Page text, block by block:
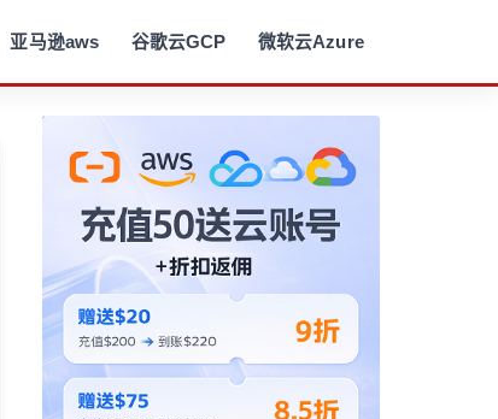
亚马逊aws 谷歌云GCP 微软云Azure